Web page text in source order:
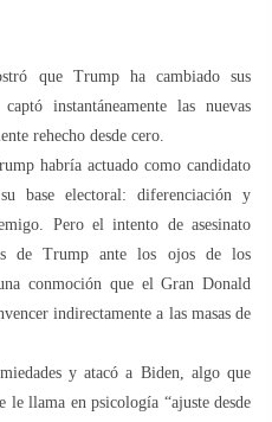
que Trump ha cambiado sus
instantáneamente las nuevas
rehecho desde cero.
habría actuado como candidato
base electoral: diferenciación y
Pero el intento de asesinato
de Trump ante los ojos de los
conmoción que el Gran Donald
indirectamente a las masas de
y atacó a Biden, algo que
le llama en psicología “ajuste desde